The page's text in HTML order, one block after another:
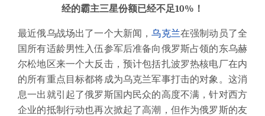
经的霸主三星份额已经不足10%！
最近俄乌战场出了一个大新闻，乌克兰在强制动员了全
国所有适龄男性入伍参军后准备向俄罗斯占领的东乌赫
尔松地区来一个大反击，预计包括扎波罗热核电厂在内
的所有重点目标都将成为乌克兰军事打击的对象。这消
息一出就引起了俄罗斯国内民众的高度不满，针对西方
企业的抵制行动也再次掀起了高潮，但作为俄罗斯的友